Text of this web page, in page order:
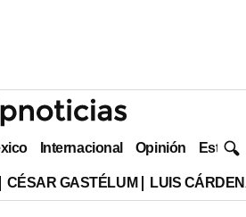
Internacional Opinión Estilo
CÉSAR GASTÉLUM LUIS